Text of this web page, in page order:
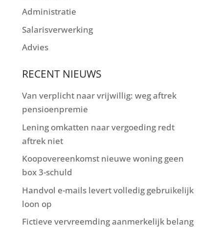
Administratie
Salarisverwerking
Advies
RECENT NIEUWS
Van verplicht naar vrijwillig: weg aftrek
pensioenpremie
Lening omkatten naar vergoeding redt
aftrek niet
Koopovereenkomst nieuwe woning geen
box 3-schuld
Handvol e-mails levert volledig gebruikelijk
loon op
Fictieve vervreemding aanmerkelijk belang